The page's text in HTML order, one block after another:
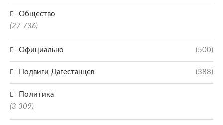
Общество
(27 736)
Официально (500)
Подвиги Дагестанцев (388)
Политика
(3 309)